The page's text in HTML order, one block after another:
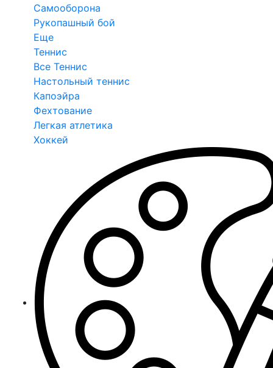
Самооборона
Рукопашный бой
Еще
Теннис
Все Теннис
Настольный теннис
Капоэйра
Фехтование
Легкая атлетика
Хоккей